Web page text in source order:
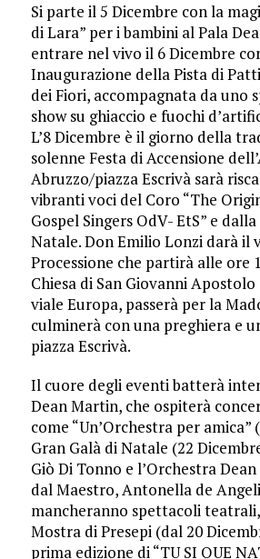
Si parte il 5 Dicembre con la
di Lara” per i bambini al Pala
entrare nel vivo il 6 Dicembre
Inaugurazione della Pista di
dei Fiori, accompagnata da uno
show su ghiaccio e fuochi
L’8 Dicembre è il giorno della
solenne Festa di Accensione
Abruzzo/piazza Escrivà sarà
vibranti voci del Coro “The
Gospel Singers OdV- EtS” e
Natale. Don Emilio Lonzi darà il
Processione che partirà alle ore
Chiesa di San Giovanni
viale Europa, passerà per la
culminerà con una preghiera e
piazza Escrivà.
Il cuore degli eventi batterà
Dean Martin, che ospiterà
come “Un’Orchestra per amica”
Gran Galà di Natale (22
Giò Di Tonno e l’Orchestra
dal Maestro, Antonella de
mancheranno spettacoli
Mostra di Presepi (dal 20
prima edizione di “TU SI QUE